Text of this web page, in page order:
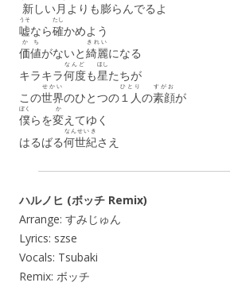
新しい月 よりも膨らんでるよ
嘘
うそ
なら確
たし
かめよう
価値
かち
がないと綺麗
きれい
になる
キラキラ何度
なんど
も星
ほし
たちが
この世界
せかい
のひとつの１人
ひとり
の素顔
すがお
が
僕
ぼく
らを変
か
えてゆく
はるばる何世紀
なんせいき
さえ
ハルノヒ (ボッチ Remix)
Arrange: すみじゅん
Lyrics: szse
Vocals: Tsubaki
Remix: ボッチ